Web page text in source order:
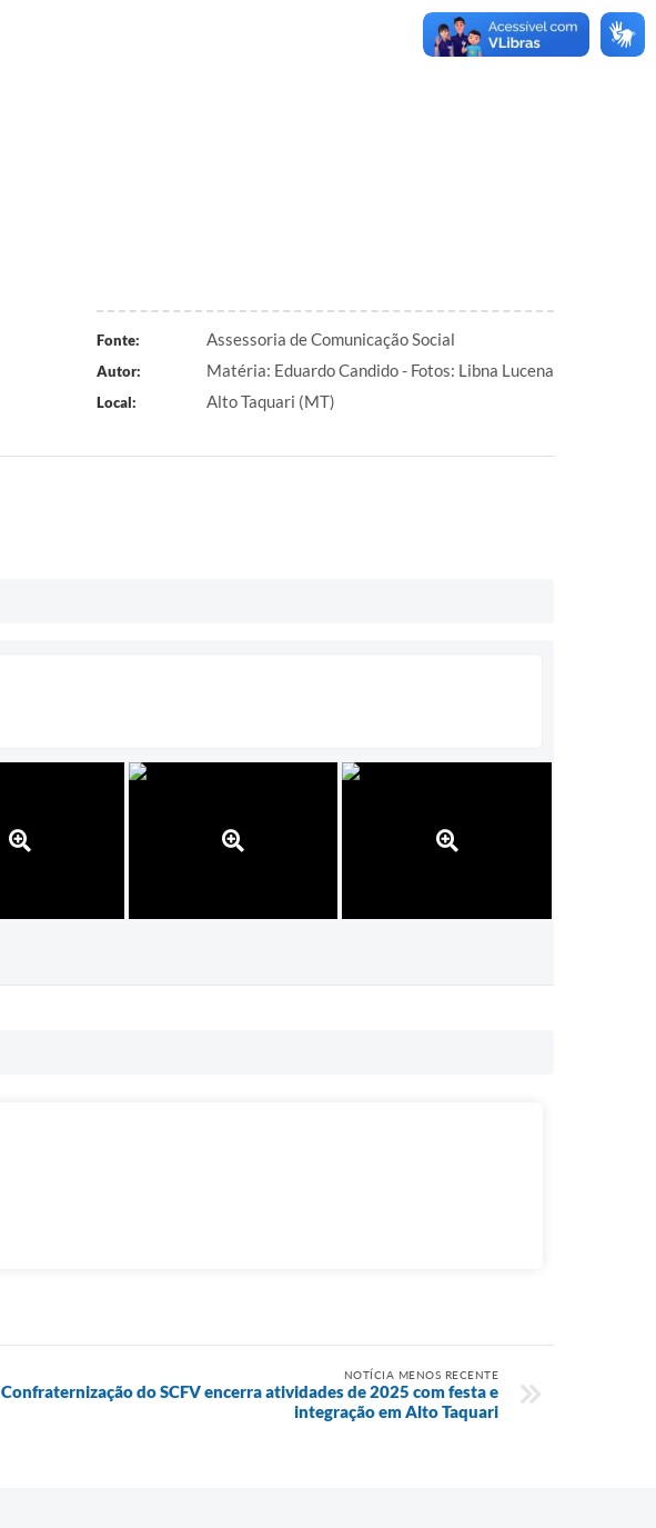
Fonte: Assessoria de Comunicação Social
Autor: Matéria: Eduardo Candido - Fotos: Libna Lucena
Local: Alto Taquari (MT)
NOTÍCIA MENOS RECENTE
Confraternização do SCFV encerra atividades de 2025 com festa e
integração em Alto Taquari